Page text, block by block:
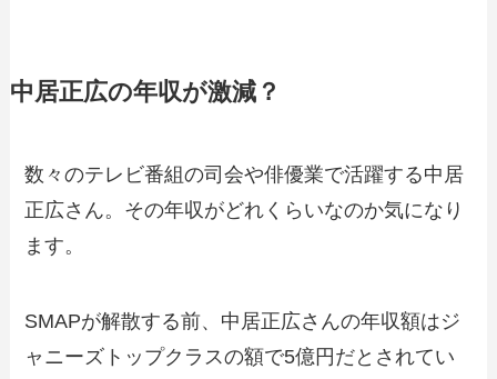
中居正広の年収が激減？
数々のテレビ番組の司会や俳優業で活躍する中居
正広さん。その年収がどれくらいなのか気になり
ます。
SMAPが解散する前、中居正広さんの年収額はジ
ャニーズトップクラスの額で5億円だとされてい